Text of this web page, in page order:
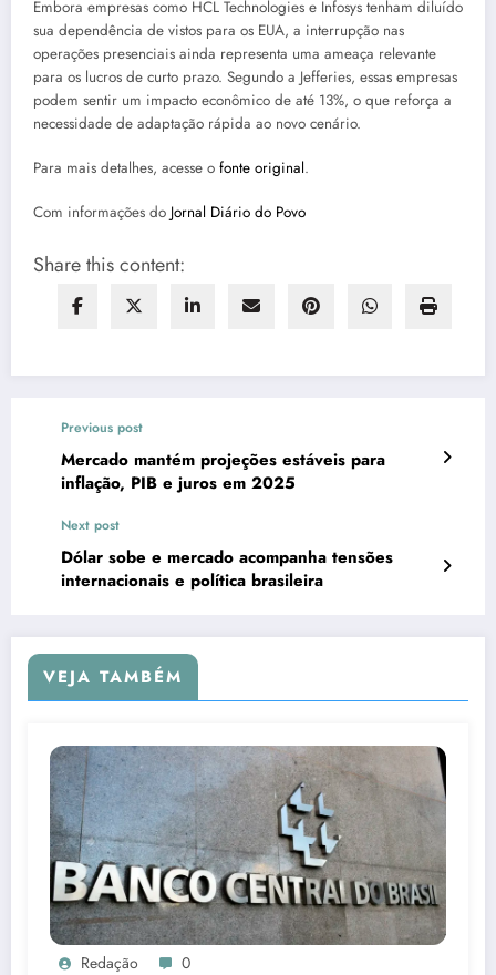
Embora empresas como HCL Technologies e Infosys tenham diluído
sua dependência de vistos para os EUA, a interrupção nas
operações presenciais ainda representa uma ameaça relevante
para os lucros de curto prazo. Segundo a Jefferies, essas empresas
podem sentir um impacto econômico de até 13%, o que reforça a
necessidade de adaptação rápida ao novo cenário.
Para mais detalhes, acesse o fonte original.
Com informações do Jornal Diário do Povo
Share this content:
Previous post
Mercado mantém projeções estáveis para
inflação, PIB e juros em 2025
Next post
Dólar sobe e mercado acompanha tensões
internacionais e política brasileira
VEJA TAMBÉM
Redação 0